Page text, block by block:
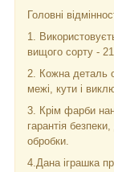
Головні
1.
вищого сорту - 21
2. Кожна деталь
межі, кути і
3. Крім фарби
гарантія безпеки,
обробки.
4.Дана іграшка